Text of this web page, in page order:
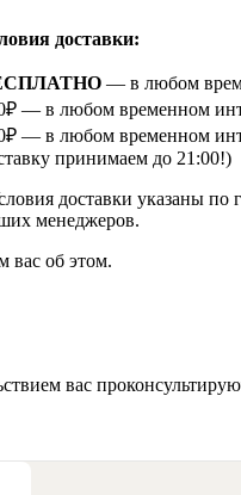
доставки:
— в любом
— в любом временном
— в любом временном
принимаем до 21:00!)
доставки указаны по
менеджеров.
вас об этом.
вас